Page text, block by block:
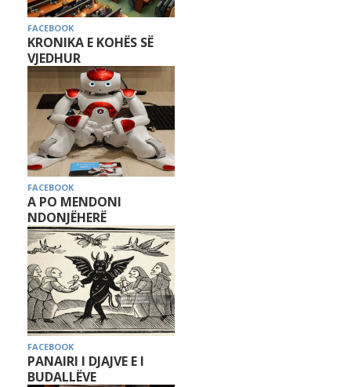
FACEBOOK
KRONIKA E KOHËS SË
VJEDHUR
FACEBOOK
A PO MENDONI
NDONJËHERË
FACEBOOK
PANAIRI I DJAJVE E I
BUDALLËVE